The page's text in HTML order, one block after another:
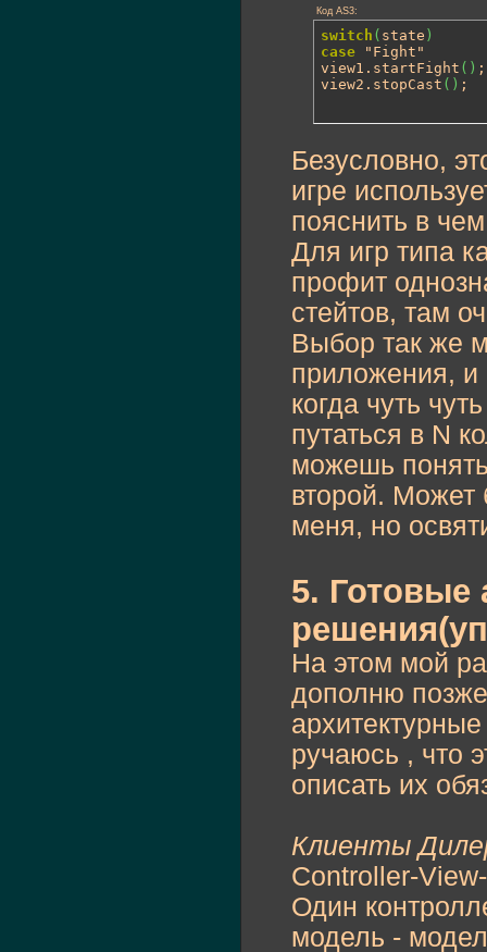
Код AS3:
switch ( state )
case "Fight"
view1.startFight ( ) ;
view2.stopCast ( ) ;
Безусловно,
игре
пояснить в
Для игр типа
профит
стейтов, там
Выбор так же
приложения, и
когда чуть
путаться в N
можешь
второй. Может
меня, но
5. Готовые
На этом мой
дополню
ручаюсь , что
описать их
Клиенты
Controller-
Один
модель -